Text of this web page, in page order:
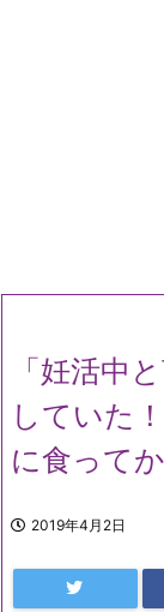
「妊活中
していた
に食って
2019年4月2日